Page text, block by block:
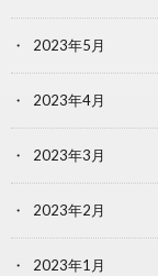
2023年5月
2023年4月
2023年3月
2023年2月
2023年1月